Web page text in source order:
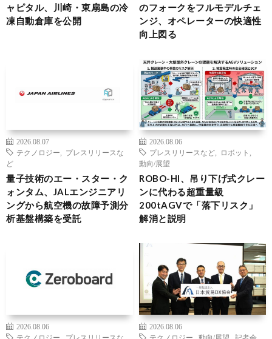
ャピタル、川崎・東扇島の冷
凍自動倉庫を公開
のフォークをフルモデルチェ
ンジ、オペレーターの快適性
向上図る
2026.08.07
テクノロジー
プレスリリースな
ど
量子技術のエー・スター・ク
ォンタム、JALエンジニアリ
ングから航空機の故障予測分
析基盤構築を受託
2026.08.06
プレスリリースなど
ロボット
動向/展望
ROBO-HI、吊り下げ式クレー
ンに代わる超重量級
200tAGVで「落下リスク」
解消と説明
2026.08.06
テクノロジー
プレスリリースな
2026.08.06
テクノロジー
動向/展望
記者会